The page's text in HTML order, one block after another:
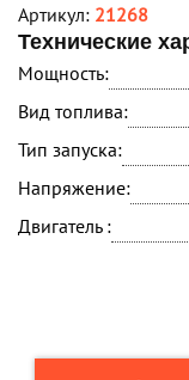
Артикул: 21268
Технические
Мощность:
Вид топлива:
Тип запуска:
Напряжение:
Двигатель :